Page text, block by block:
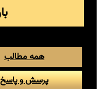
همه مطالب
پرسش و پاسخ